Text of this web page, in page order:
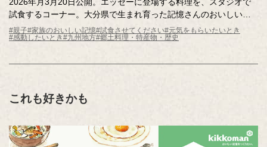
試食するコーナー。大分県で生まれ育った記憶さんのおいしい記
憶は、父がつくってくれた「エソのすり身団子スープ」。エソ
は、大分名物の魚。一般的にはすり身で流通しますが、その意外
#親子#家族のおいしい記憶#試食させてください#元気をもらいたいとき
#感動したいとき#九州地方#郷土料理・特産物・歴史
これも好きかも